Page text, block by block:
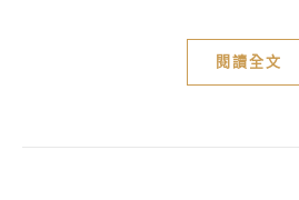
閱讀全文